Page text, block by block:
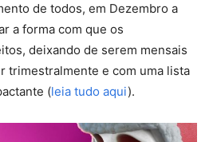
de todos, em Dezembro a
a forma com que os
deixando de serem mensais
trimestralmente e com uma lista
(leia tudo aqui).